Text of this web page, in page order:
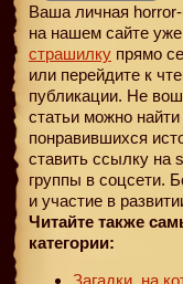
Ваша личная
на нашем сайте уже
страшилку прямо
или перейдите к
публикации. Не
статьи можно найти
понравившихся
ставить ссылку на
группы в соцсети.
и участие в
Читайте также
категории:
Загадки, на